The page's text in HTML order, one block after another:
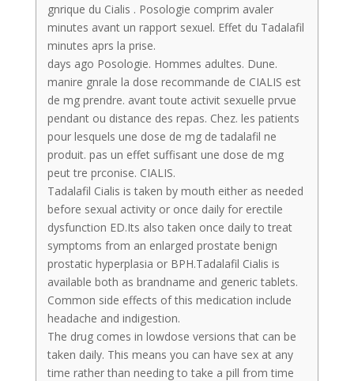
gnrique du Cialis . Posologie comprim avaler
minutes avant un rapport sexuel. Effet du Tadalafil
minutes aprs la prise.
days ago Posologie. Hommes adultes. Dune.
manire gnrale la dose recommande de CIALIS est
de mg prendre. avant toute activit sexuelle prvue
pendant ou distance des repas. Chez. les patients
pour lesquels une dose de mg de tadalafil ne
produit. pas un effet suffisant une dose de mg
peut tre prconise. CIALIS.
Tadalafil Cialis is taken by mouth either as needed
before sexual activity or once daily for erectile
dysfunction ED.Its also taken once daily to treat
symptoms from an enlarged prostate benign
prostatic hyperplasia or BPH.Tadalafil Cialis is
available both as brandname and generic tablets.
Common side effects of this medication include
headache and indigestion.
The drug comes in lowdose versions that can be
taken daily. This means you can have sex at any
time rather than needing to take a pill from time